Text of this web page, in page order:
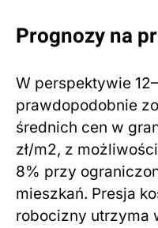
Prognozy na
W perspektywie
prawdopodobnie
średnich cen w
zł/m2, z
8% przy
mieszkań. Presja
robocizny utrzyma